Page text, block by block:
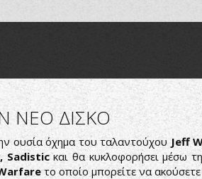
ΝΕΟ ΔΙΣΚΟ
ουσία όχημα του ταλαντούχουJeff
Sadisticκαι θα κυκλοφορήσει μέσω
το οποίο μπορείτε να